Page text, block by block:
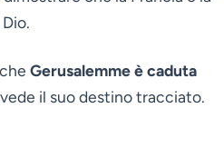
Gerusalemme è caduta
il suo destino tracciato.